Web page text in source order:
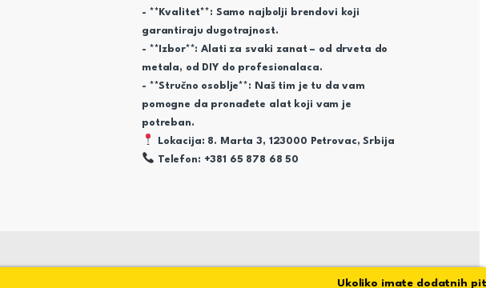
- **Kvalitet**: Samo najbolji brendovi koji
garantiraju dugotrajnost.
- **Izbor**: Alati za svaki zanat – od drveta do
metala, od DIY do profesionalaca.
- **Stručno osoblje**: Naš tim je tu da vam
pomogne da pronađete alat koji vam je
potreban.
Lokacija: 8. Marta 3, 123000 Petrovac, Srbija
Telefon: +381 65 878 68 50
Ukoliko imate dodatnih